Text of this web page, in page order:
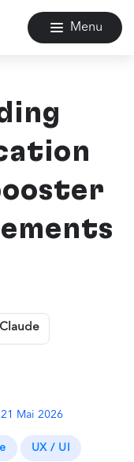
Menu
Claude
Mai 2026
UX / UI